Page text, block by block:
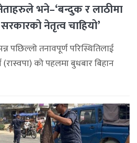
भने–‘बन्दुक र लाठीमा
नेतृत्व चाहियो’
पछिल्लो तनावपूर्ण परिस्थितिलाई
(रास्वपा) को पहलमा बुधबार बिहान
जारी छ। रास्वपाका सभापति रवि